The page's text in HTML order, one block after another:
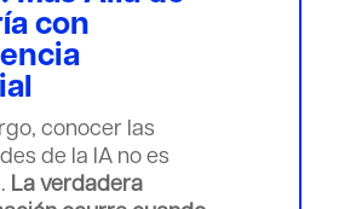
con
conocer las
de la IA no es
La verdadera